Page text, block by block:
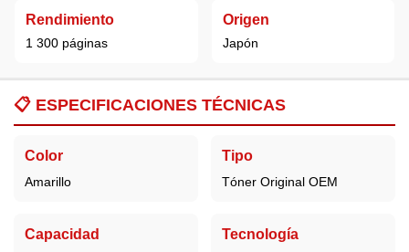
Rendimiento
1 300 páginas
Origen
Japón
📋 ESPECIFICACIONES TÉCNICAS
Color
Amarillo
Tipo
Tóner Original OEM
Capacidad Tecnología